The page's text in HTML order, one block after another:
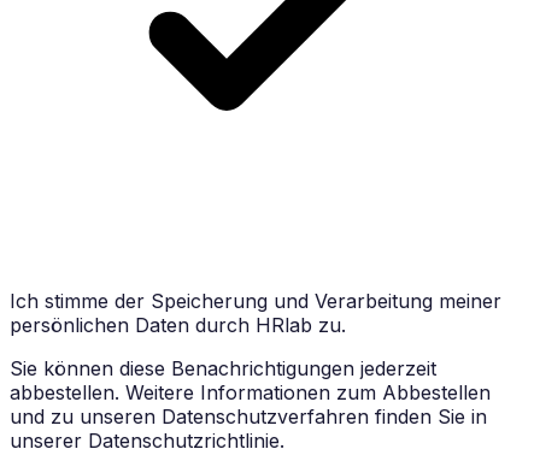
Ich stimme der Speicherung und Verarbeitung meiner
persönlichen Daten durch HRlab zu.
Sie können diese Benachrichtigungen jederzeit
abbestellen. Weitere Informationen zum Abbestellen
und zu unseren Datenschutzverfahren finden Sie in
unserer Datenschutzrichtlinie.